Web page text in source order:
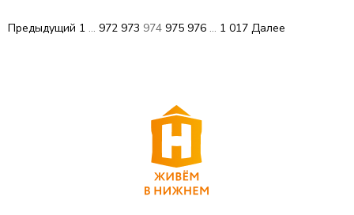
П
Предыдущий 1 … 972 973 974 975 976 … 1 017 Далее